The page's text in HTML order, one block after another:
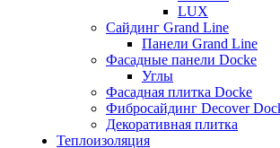
LUX
Сайдинг Grand Line
Панели Grand Line
Фасадные панели Docke
Углы
Фасадная плитка Docke
Фибросайдинг Decover
Декоративная плитка
Теплоизоляция